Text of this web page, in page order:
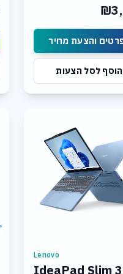
UHD Graphics
והצעת מחיר
הוסף לסל הצעות
Lenovo
IdeaPad Slim 3